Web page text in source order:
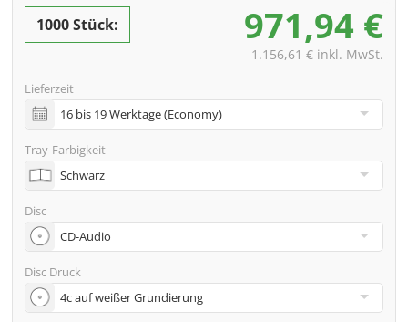
inkl. PREMIUM Datencheck (Überprüfung der Daten ink.
Screenproof bzw. PDF-Ansichtsdatei vorab zur
inkl. Glasmaster (bei Pressung) & Versand an eine
Adresse
Viele weitere Möglichkeiten wie 2. Lieferadressen,
Neutraler Versand usw. gern auf Anfrage
1000 Stück: 971,94 €
1.156,61 € inkl. MwSt.
Lieferzeit
Tray-Farbigkeit
Disc
Disc Druck